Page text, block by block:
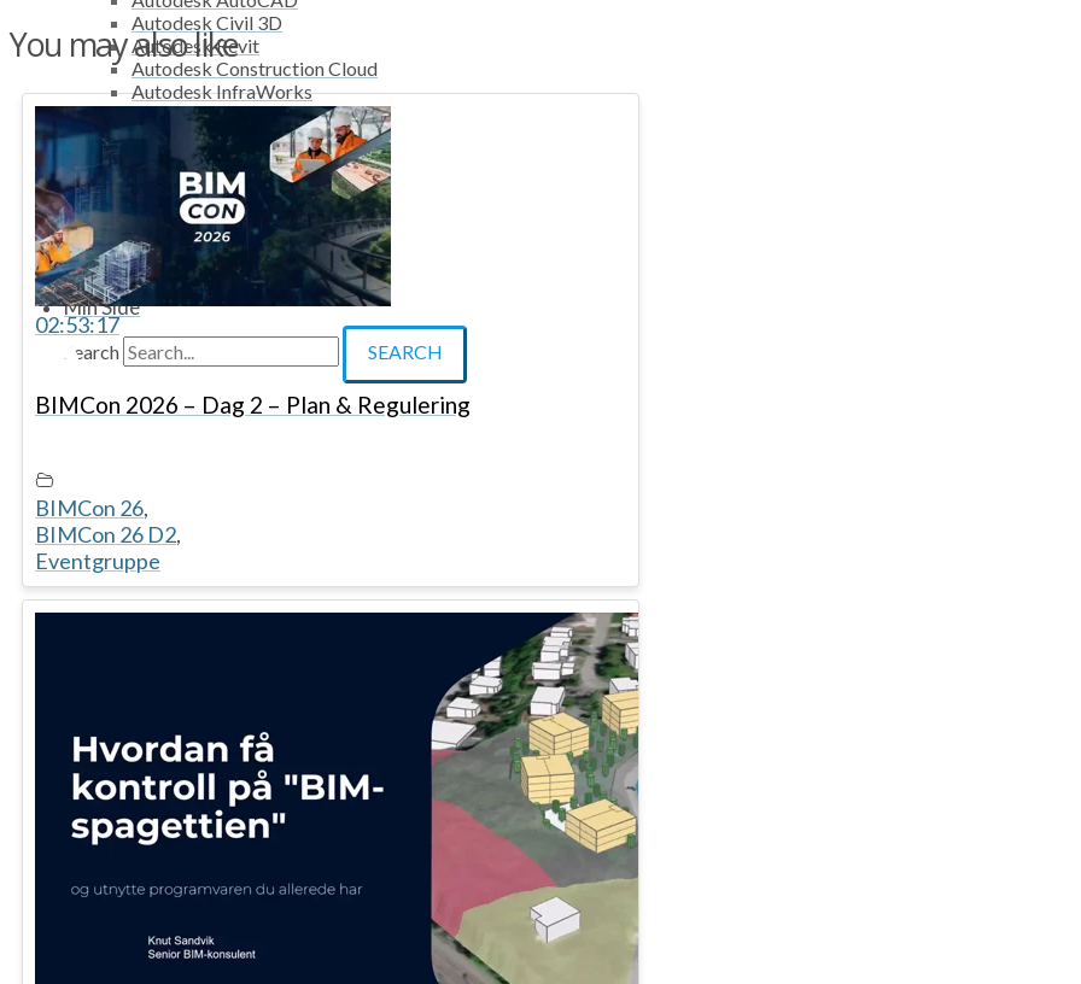
Autodesk Civil 3D
Autodesk Revit
Autodesk Construction Cloud
Autodesk InfraWorks
Autodesk 3dsMax
Autodesk AutoCAD LT
Kurs
Brukerstøtte
Min Side
Search SEARCH
You may also like
02:53:17
BIMCon 2026 – Dag 2 – Plan & Regulering
BIMCon 26,
BIMCon 26 D2,
Eventgruppe